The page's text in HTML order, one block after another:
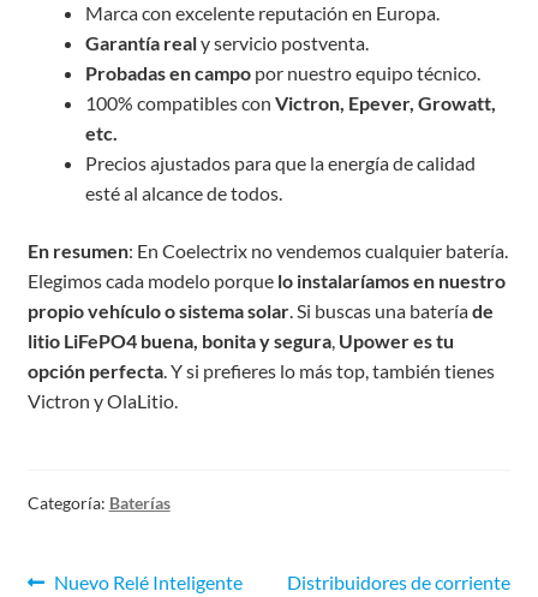
Marca con excelente reputación en Europa.
Garantía realy servicio postventa.
Probadas en campopor nuestro equipo técnico.
100% compatibles con Victron, Epever, Growatt,
etc.
Precios ajustados para que la energía de calidad
esté al alcance de todos.
En resumen: En Coelectrix no vendemos cualquier batería.
Elegimos cada modelo porque lo instalaríamos en nuestro
propio vehículo o sistema solar. Si buscas una bateríade
litio LiFePO4 buena, bonita y segura, Upower es tu
opción perfecta. Y si prefieres lo más top, también tienes
Victron y OlaLitio.
Categoría: Baterías
Nuevo Relé Inteligente Distribuidores de corriente